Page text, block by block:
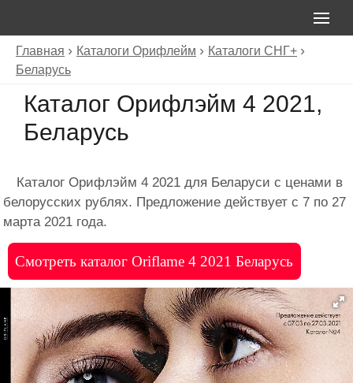
Главная Каталоги Орифлейм
Каталоги СНГ+
Беларусь
Каталог Орифлэйм 4 2021,
Беларусь
Каталог Орифлэйм 4 2021 для Беларуси с ценами в
белорусских рублях. Предложение действует с 7 по 27
марта 2021 года.
Смотреть каталог Oriflame 4 2021 Беларусь